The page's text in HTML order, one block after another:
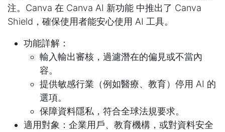
注。Canva 在 Canva AI 新功能 中推出了 Canva
Shield，確保使用者能安心使用 AI 工具。
功能詳解：
輸入輸出審核，過濾潛在的偏見或不當內
容。
提供敏感行業（例如醫療、教育）停用 AI 的
選項。
保障資料隱私，符合全球法規要求。
適用對象：企業用戶、教育機構，或對資料安全